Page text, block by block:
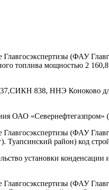
(ФАУ
топлива мощностью 2
838, ННЭ Коноково
ОАО «Севернефтегазпром»
(ФАУ
Туапсинский район) код
установки
(ФАУ